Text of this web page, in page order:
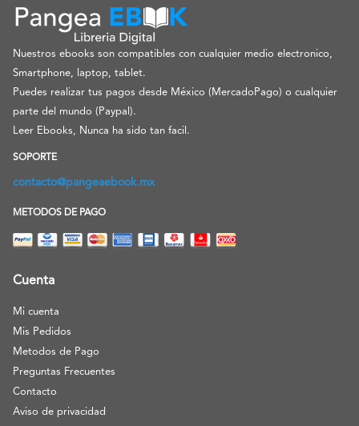
Nuestros ebooks son compatibles con cualquier medio electronico,
Smartphone, laptop, tablet.
Puedes realizar tus pagos desde México (MercadoPago) o cualquier
parte del mundo (Paypal).
Leer Ebooks, Nunca ha sido tan facil.
SOPORTE
contacto@pangeaebook.mx
METODOS DE PAGO
Cuenta
Mi cuenta
Mis Pedidos
Metodos de Pago
Preguntas Frecuentes
Contacto
Aviso de privacidad